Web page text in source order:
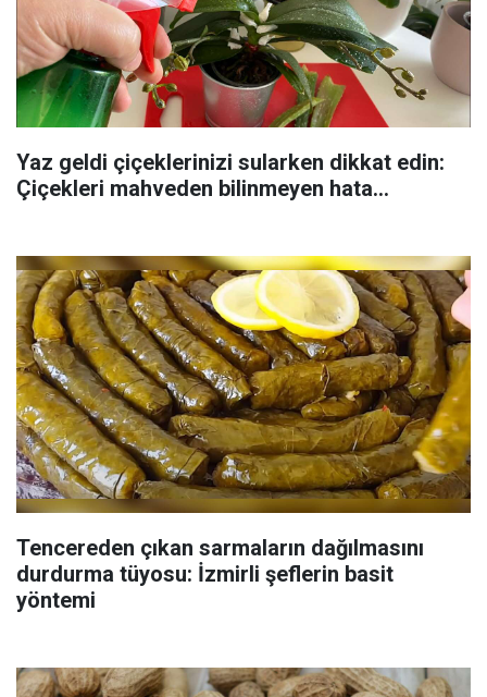
Yaz geldi çiçeklerinizi sularken dikkat edin:
Çiçekleri mahveden bilinmeyen hata...
Tencereden çıkan sarmaların dağılmasını
durdurma tüyosu: İzmirli şeflerin basit
yöntemi